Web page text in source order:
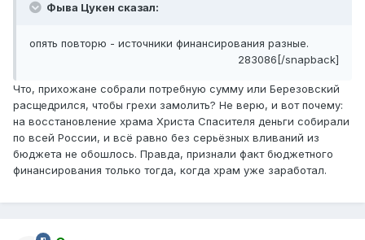
Фыва Цукен сказал:
опять повторю - источники финансирования разные.
283086[/snapback]
Что, прихожане собрали потребную сумму или Березовский
расщедрился, чтобы грехи замолить? Не верю, и вот почему:
на восстановление храма Христа Спасителя деньги собирали
по всей России, и всё равно без серьёзных вливаний из
бюджета не обошлось. Правда, признали факт бюджетного
финансирования только тогда, когда храм уже заработал.